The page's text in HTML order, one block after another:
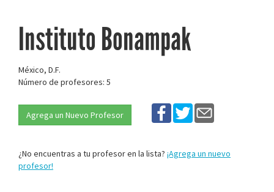
Instituto Bonampak
México, D.F.
Número de profesores: 5
Agrega un Nuevo Profesor
¿No encuentras a tu profesor en la lista? ¡Agrega un nuevo
profesor!